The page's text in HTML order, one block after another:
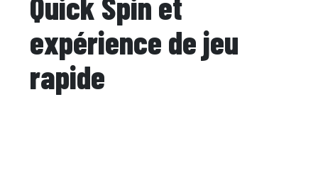
expérience de jeu
rapide